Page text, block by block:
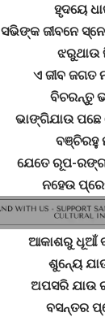
ହୃଦୟେ
ସଭିଙ୍କ ଜୀବନେ
ଝରୁଥାଉ
ଏ ଜୀବ ଜଗତ
ବିଚରନ୍ତୁ
ଭାଙ୍ଗିଯାଉ ପଛେ
ବଞ୍ଚିରହୁ
ଯେତେ ରୂପ-ରଙ୍ଗ
ନହେଉ
ଆକାଶରୁ ଧୂଆଁ
ଶୁନ୍ୟେ
ଅପସରି ଯାଉ
ବସନ୍ତର